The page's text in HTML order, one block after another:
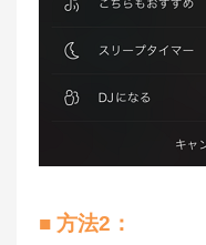
■ 方法2：